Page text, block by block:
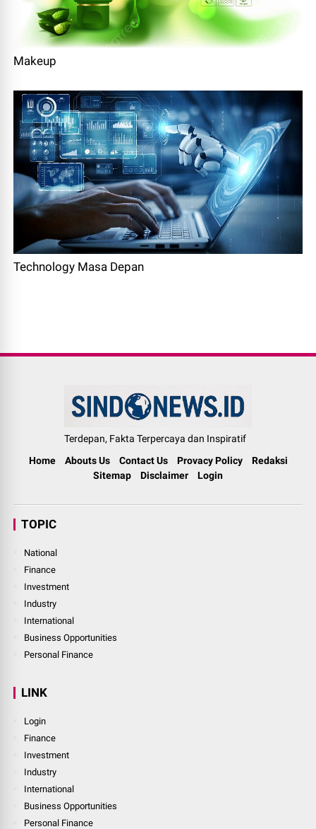
Makeup
Technology Masa Depan
Terdepan, Fakta Terpercaya dan Inspiratif
Home
Abouts Us Contact Us Provacy Policy
Redaksi
Sitemap
Disclaimer Login
TOPIC
National
Finance
Investment
Industry
International
Business Opportunities
Personal Finance
LINK
Login
Finance
Investment
Industry
International
Business Opportunities
Personal Finance